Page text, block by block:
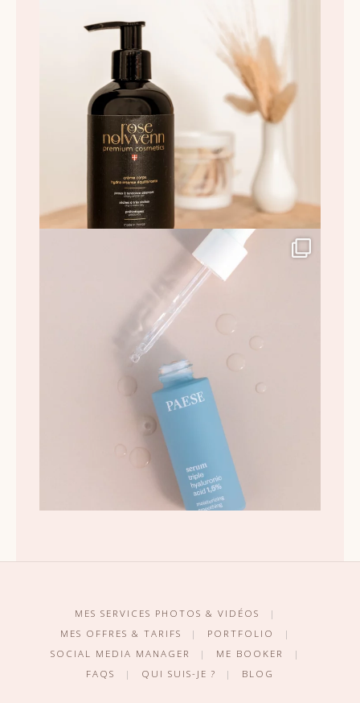
MES SERVICES PHOTOS & VIDÉOS
|
MES OFFRES & TARIFS
| PORTFOLIO
|
SOCIAL MEDIA MANAGER
| ME BOOKER
|
FAQS
| QUI SUIS-JE ? | BLOG